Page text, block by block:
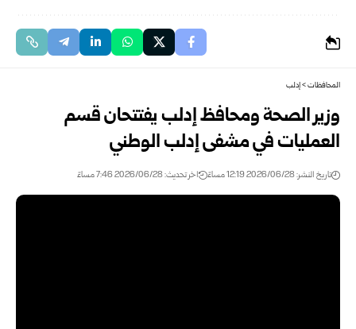
المحافظات>إدلب
وزير الصحة ومحافظ إدلب يفتتحان قسم
العمليات في مشفى إدلب الوطني
تاريخ النشر: 2026/06/28 12:19 مساءً اخر تحديث: 2026/06/28 7:46 مساءً